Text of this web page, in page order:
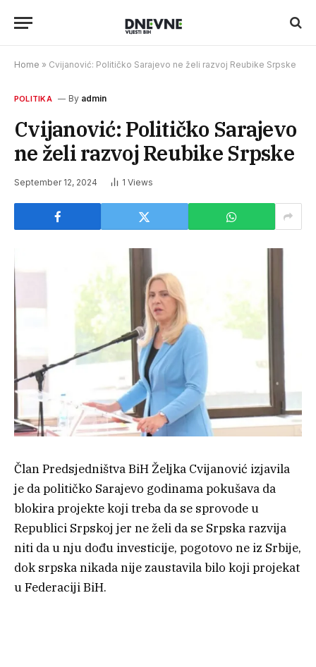
Home » Cvijanović: Političko Sarajevo ne želi razvoj Reubike Srpske
POLITIKA By admin
Cvijanović: Političko Sarajevo
ne želi razvoj Reubike Srpske
September 12, 2024 1 Views
Član Predsjedništva BiH Željka Cvijanović izjavila
je da političko Sarajevo godinama pokušava da
blokira projekte koji treba da se sprovode u
Republici Srpskoj jer ne želi da se Srpska razvija
niti da u nju dođu investicije, pogotovo ne iz Srbije,
dok srpska nikada nije zaustavila bilo koji projekat
u Federaciji BiH.